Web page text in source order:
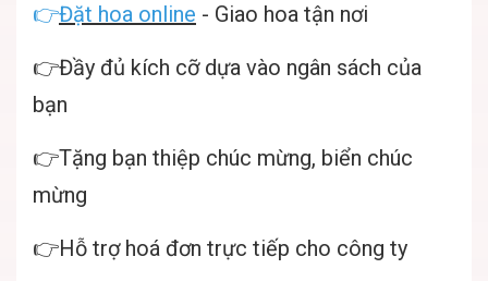
👉Đặt hoa online - Giao hoa tận nơi
👉Đầy đủ kích cỡ dựa vào ngân sách của
bạn
👉Tặng bạn thiệp chúc mừng, biển chúc
mừng
👉Hỗ trợ hoá đơn trực tiếp cho công ty